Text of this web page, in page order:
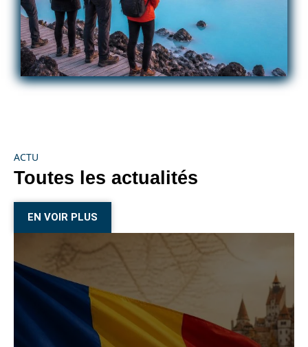
ACTU
Toutes les actualités
EN VOIR PLUS